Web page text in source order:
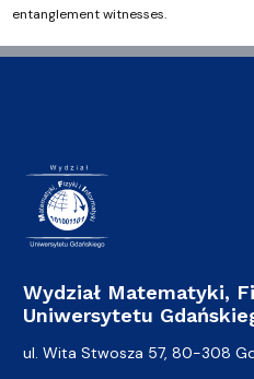
entanglement witnesses.
Wydział Matematyki,
Uniwersytetu
ul. Wita Stwosza 57, 80-308